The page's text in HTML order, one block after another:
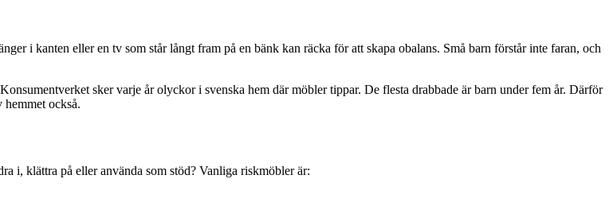
i kanten eller en tv som står långt fram på en bänk kan räcka för att skapa obalans. Små barn förstår inte faran, och
sker varje år olyckor i svenska hem där möbler tippar. De flesta drabbade är barn under fem år. Därför
också.
i, klättra på eller använda som stöd? Vanliga riskmöbler är: